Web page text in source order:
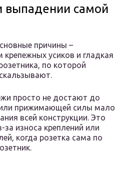
выпадении самой
причины –
усиков и гладкая
по которой
просто не достают до
или прижимающей силы мало
всей конструкции. Это
износа креплений или
когда розетка сама по